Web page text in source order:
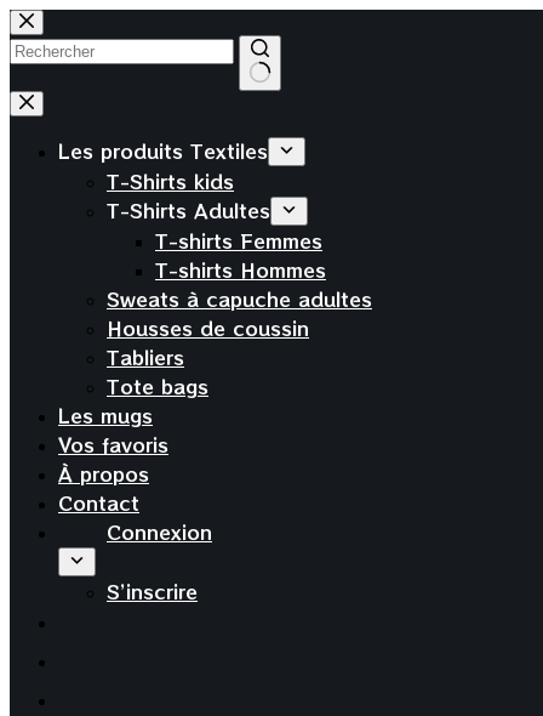
Passer
au
contenu
Aucun
résultat
Les produits Textiles
T-Shirts kids
T-Shirts Adultes
T-shirts Femmes
T-shirts Hommes
Sweats à capuche adultes
Housses de coussin
Tabliers
Tote bags
Les mugs
Vos favoris
À propos
Contact
Connexion
S’inscrire